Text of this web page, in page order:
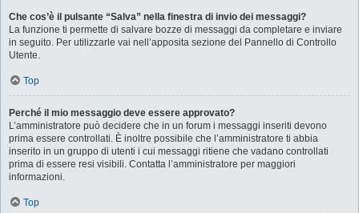
Che cos’è il pulsante “Salva” nella finestra di invio dei messaggi?
La funzione ti permette di salvare bozze di messaggi da completare e inviare
in seguito. Per utilizzarle vai nell’apposita sezione del Pannello di Controllo
Utente.
Top
Perché il mio messaggio deve essere approvato?
L’amministratore può decidere che in un forum i messaggi inseriti devono
prima essere controllati. È inoltre possibile che l’amministratore ti abbia
inserito in un gruppo di utenti i cui messaggi ritiene che vadano controllati
prima di essere resi visibili. Contatta l’amministratore per maggiori
informazioni.
Top